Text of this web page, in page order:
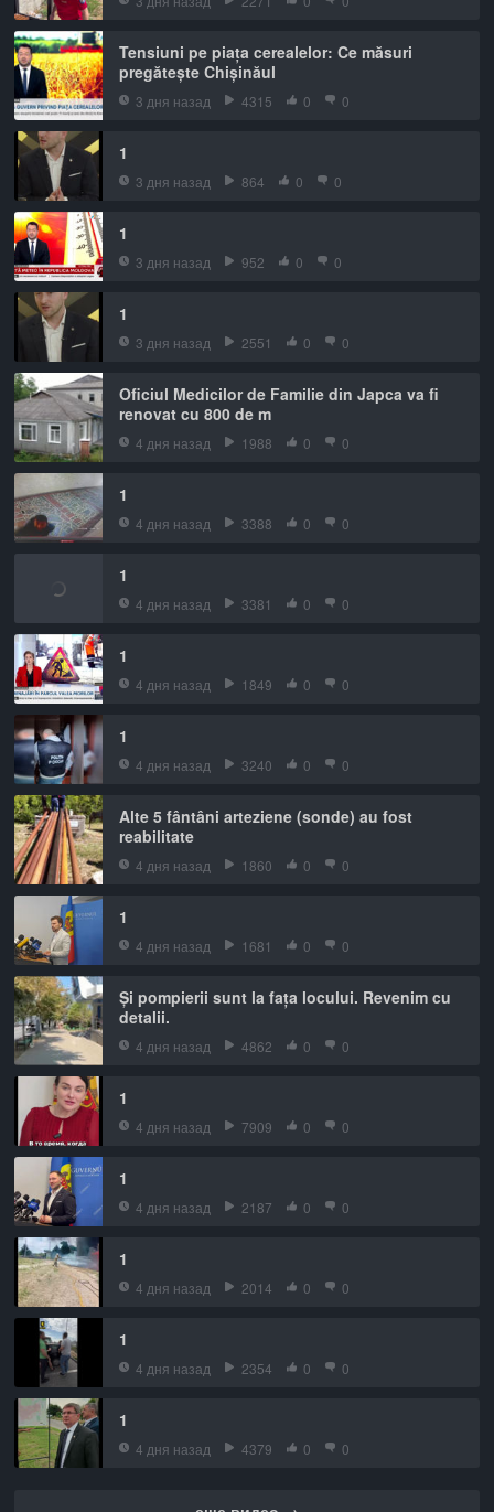
Tensiuni pe piața cerealelor: Ce măsuri
pregătește Chișinăul
3 дня назад 4315 0 0
1
3 дня назад 864 0 0
1
3 дня назад 952 0 0
1
3 дня назад 2551 0 0
Oficiul Medicilor de Familie din Japca va fi
renovat cu 800 de m
4 дня назад 1988 0 0
1
4 дня назад 3388 0 0
1
4 дня назад 3381 0 0
1
4 дня назад 1849 0 0
1
4 дня назад 3240 0 0
Alte 5 fântâni arteziene (sonde) au fost
reabilitate
4 дня назад 1860 0 0
1
4 дня назад 1681 0 0
Și pompierii sunt la fața locului. Revenim cu
detalii.
4 дня назад 4862 0 0
1
4 дня назад 7909 0 0
1
4 дня назад 2187 0 0
1
4 дня назад 2014 0 0
1
4 дня назад 2354 0 0
1
4 дня назад 4379 0 0